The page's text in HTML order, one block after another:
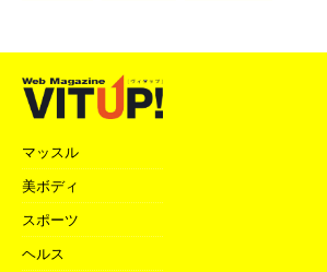
マッスル
美ボディ
スポーツ
ヘルス